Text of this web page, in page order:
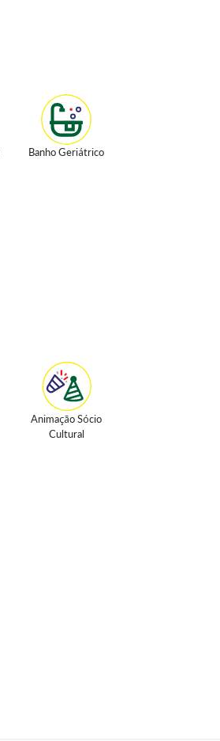
Banho Geriátrico
Animação Sócio
Cultural